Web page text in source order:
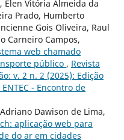
Elen Vitória Almeida da
Prado, Humberto
Gois Oliveira, Raul
Carneiro Campos,
web chamado
público , Revista
v. 2 n. 2 (2025): Edição
- Encontro de
Dawison de Lima,
aplicação web para
do ar em cidades